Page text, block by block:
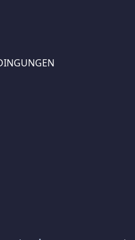
FÜR DIE
meiner Daten, wie